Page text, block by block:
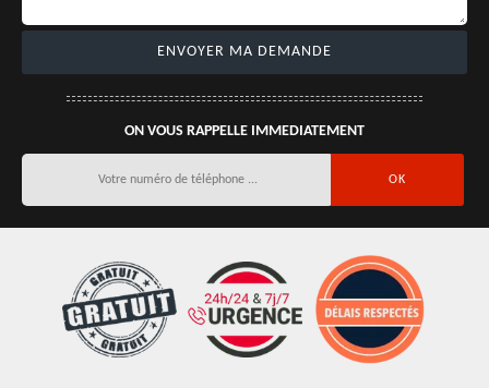
ON VOUS RAPPELLE IMMEDIATEMENT